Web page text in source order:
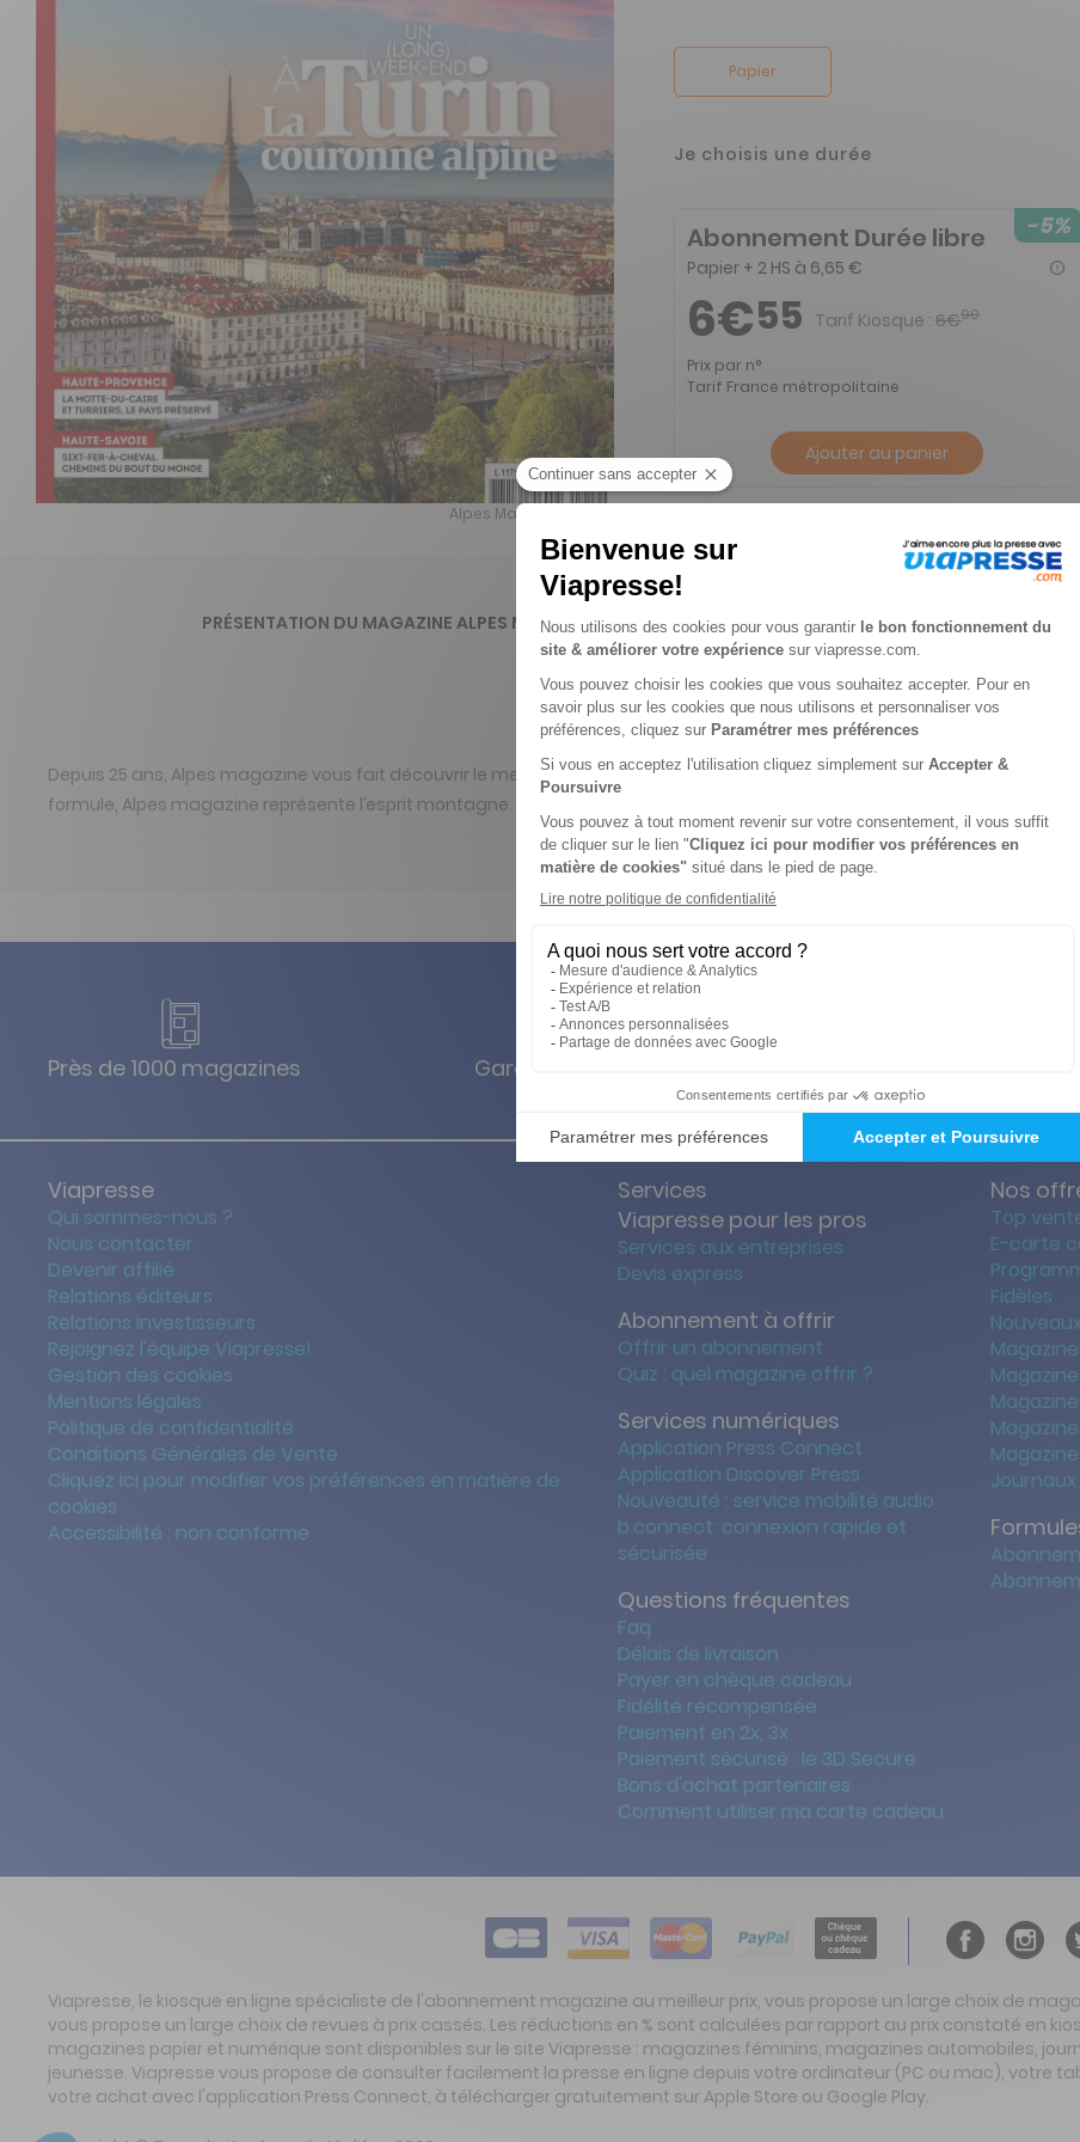
Alpes Magazine n° 219
Papier
Je choisis une durée
-5%
Abonnement Durée libre
Papier + 2 HS à 6,65 €
6€55 Tarif Kiosque : 6€90
Prix par n°
Tarif France métropolitaine
Ajouter au panier
PRÉSENTATION DU MAGAZINE ALPES MAGAZINE
Depuis 25 ans, Alpes magazine vous fait découvrir le meilleur des Alpes. Culture, histoire, découverte, randonnée,
formule, Alpes magazine représente l’esprit montagne.
L'AVIS
Près de 1000 magazines Garanties des prix les + bas Satisfait ou
Viapresse
Qui sommes-nous ?
Nous contacter
Devenir affilié
Relations éditeurs
Relations investisseurs
Rejoignez l'équipe Viapresse!
Gestion des cookies
Mentions légales
Politique de confidentialité
Conditions Générales de Vente
Cliquez ici pour modifier vos préférences en matière de
cookies
Accessibilité : non conforme
Services
Viapresse pour les pros
Services aux entreprises
Devis express
Abonnement à offrir
Offrir un abonnement
Quiz : quel magazine offrir ?
Services numériques
Application Press Connect
Application Discover Press
Nouveauté : service mobilité audio
b.connect: connexion rapide et
sécurisée
Questions fréquentes
Faq
Délais de livraison
Payer en chèque cadeau
Fidélité récompensée
Paiement en 2x, 3x
Paiement sécurisé : le 3D Secure
Bons d'achat partenaires
Comment utiliser ma carte cadeau
Nos
Top
E-carte
Fidèles
Viapresse, le kiosque en ligne spécialiste de l'abonnement magazine au meilleur prix, vous propose un large choix de
vous propose un large choix de revues à prix cassés. Les réductions en % sont calculées par rapport au prix constaté en
magazines papier et numérique sont disponibles sur le site Viapresse : magazines féminins, magazines automobiles,
jeunesse. Viapresse vous propose de consulter facilement la presse en ligne depuis votre ordinateur (PC ou mac), votre
votre achat avec l'application Press Connect, à télécharger gratuitement sur Apple Store ou Google Play.